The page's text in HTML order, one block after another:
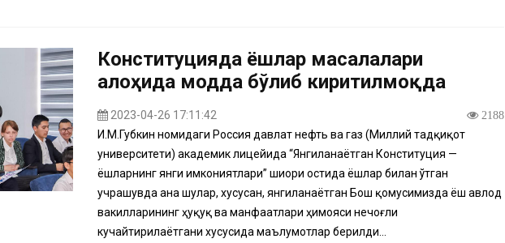
Конституцияда ёшлар масалалари
алоҳида модда бўлиб киритилмоқда
2023-04-26 17:11:42 2188
И.М.Губкин номидаги Россия давлат нефть ва газ (Миллий тадқиқот
университети) академик лицейида “Янгиланаётган Конституция —
ёшларнинг янги имкониятлари” шиори остида ёшлар билан ўтган
учрашувда ана шулар, хусусан, янгиланаётган Бош қомусимизда ёш авлод
вакилларининг ҳуқуқ ва манфаатлари ҳимояси нечоғли
кучайтирилаётгани хусусида маълумотлар берилди...